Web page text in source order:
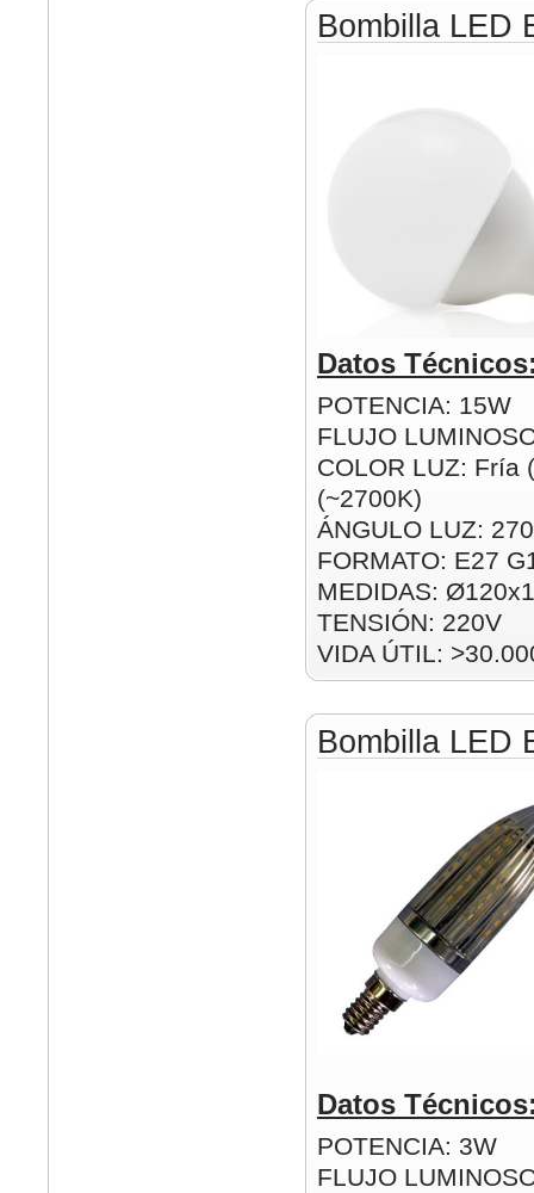
Bombilla LED
Datos
POTENCIA: 15W
FLUJO
COLOR LUZ: Fría
(~2700K)
ÁNGULO LUZ:
FORMATO: E27
MEDIDAS:
TENSIÓN: 220V
VIDA ÚTIL:
Bombilla LED
Datos
POTENCIA: 3W
FLUJO